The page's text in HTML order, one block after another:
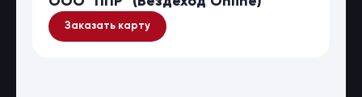
Заказать карту